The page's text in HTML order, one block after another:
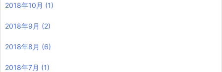
2018年10月 (1)
2018年9月 (2)
2018年8月 (6)
2018年7月 (1)